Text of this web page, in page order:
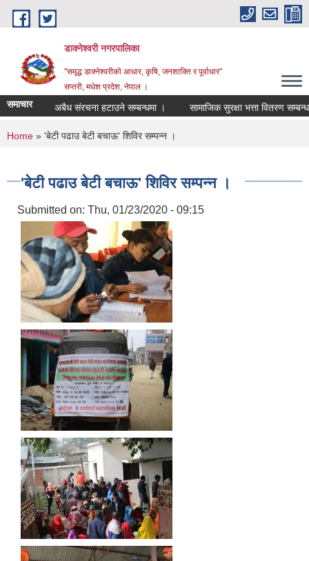
Skip to main content
डाक्नेश्वरी नगरपालिका
"समृद्ध डाक्नेश्वरीको आधार, कृषि, जनशाक्ति र पूर्वाधार"
सप्तरी, मधेश प्रदेश, नेपाल ।
समाचारअबैध संरचना हटाउने सम्बन्धमा । सामाजिक सुरक्षा भत्ता वितरण सम्बन्धमा ।
You are here
Home » 'बेटी पढाउ बेटी बचाऊ' शिविर सम्पन्न ।
'बेटी पढाउ बेटी बचाऊ' शिविर सम्पन्न ।
Submitted on: Thu, 01/23/2020 - 09:15